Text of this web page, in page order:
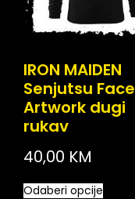
IRON MAIDEN
Senjutsu Face
Artwork dugi
rukav
40,00 KM
Odaberi opcije